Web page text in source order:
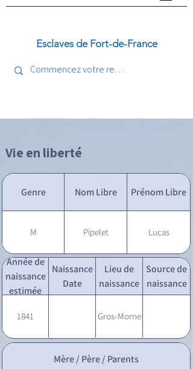
Esclaves de Fort-de-France
Vie en liberté
Genre Nom Libre Prénom Libre
M Pipelet Lucas
Année de
naissance
estimée
Naissance
Date
Lieu de
naissance
Source de
naissance
1841 Gros-Morne
Mère / Père / Parents